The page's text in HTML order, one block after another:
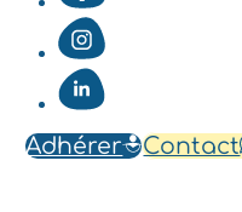
Adhérer Contact